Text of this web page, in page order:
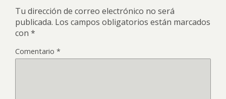
Tu dirección de correo electrónico no será
publicada. Los campos obligatorios están marcados
con *
Comentario *